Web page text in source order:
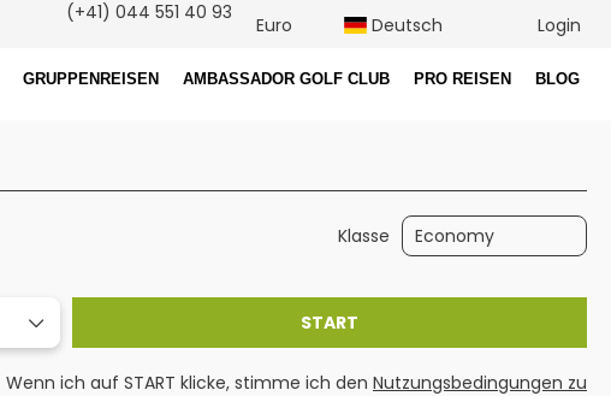
GRUPPENREISEN AMBASSADOR GOLF CLUB PRO REISEN BLOG
(+41) 044 551 40 93
Euro Deutsch Login
Klasse
START
Wenn ich auf START klicke, stimme ich den Nutzungsbedingungen zu